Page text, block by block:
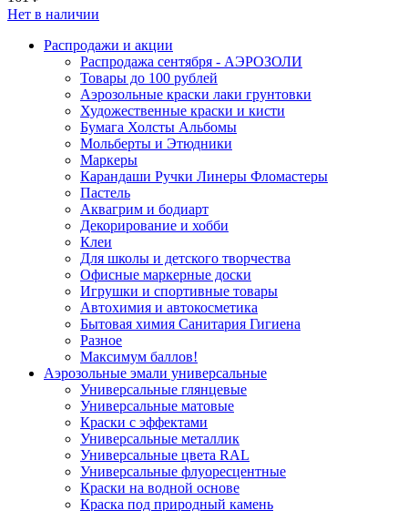
Нет в наличии
Распродажи и акции
Распродажа сентября - АЭРОЗОЛИ
Товары до 100 рублей
Аэрозольные краски лаки грунтовки
Художественные краски и кисти
Бумага Холсты Альбомы
Мольберты и Этюдники
Маркеры
Карандаши Ручки Линеры Фломастеры
Пастель
Аквагрим и бодиарт
Декорирование и хобби
Клеи
Для школы и детского творчества
Офисные маркерные доски
Игрушки и спортивные товары
Автохимия и автокосметика
Бытовая химия Санитария Гигиена
Разное
Максимум баллов!
Аэрозольные эмали универсальные
Универсальные глянцевые
Универсальные матовые
Краски с эффектами
Универсальные металлик
Универсальные цвета RAL
Универсальные флуоресцентные
Краски на водной основе
Краска под природный камень